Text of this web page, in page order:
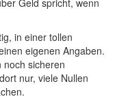
Geld spricht, wenn
in einer tollen
eigenen Angaben.
noch sicheren
nur, viele Nullen